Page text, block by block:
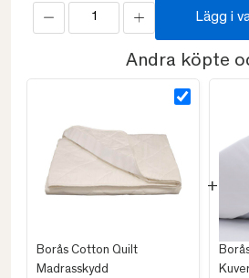
Lägg i
Andra köpte
Borås Cotton Quilt
Madrasskydd